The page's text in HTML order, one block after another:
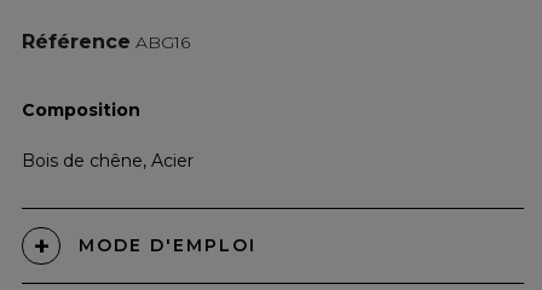
Référence ABG16
Composition
Bois de chêne, Acier
MODE D'EMPLOI